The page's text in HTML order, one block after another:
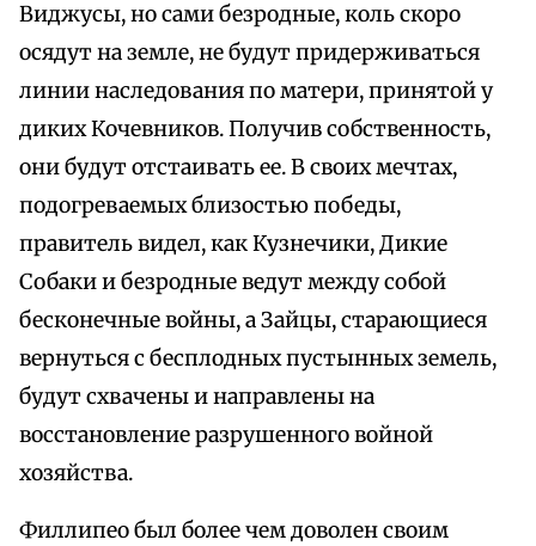
Виджусы, но сами безродные, коль скоро
осядут на земле, не будут придерживаться
линии наследования по матери, принятой у
диких Кочевников. Получив собственность,
они будут отстаивать ее. В своих мечтах,
подогреваемых близостью победы,
правитель видел, как Кузнечики, Дикие
Собаки и безродные ведут между собой
бесконечные войны, а Зайцы, старающиеся
вернуться с бесплодных пустынных земель,
будут схвачены и направлены на
восстановление разрушенного войной
хозяйства.
Филлипео был более чем доволен своим